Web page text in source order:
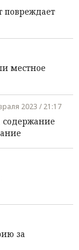
повреждает
местное
2023 / 21:17
за